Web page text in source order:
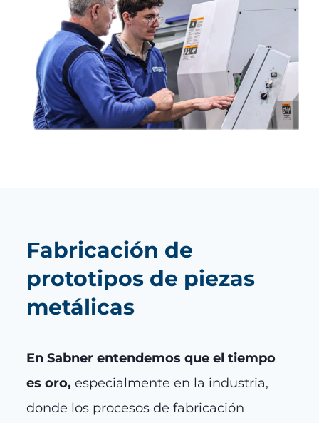
Fabricación de
prototipos de piezas
metálicas
En Sabner entendemos que el tiempo
es oro, especialmente en la industria,
donde los procesos de fabricación